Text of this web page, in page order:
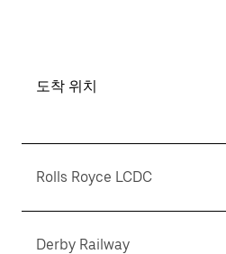
도착 위치
Rolls Royce LCDC
Derby Railway